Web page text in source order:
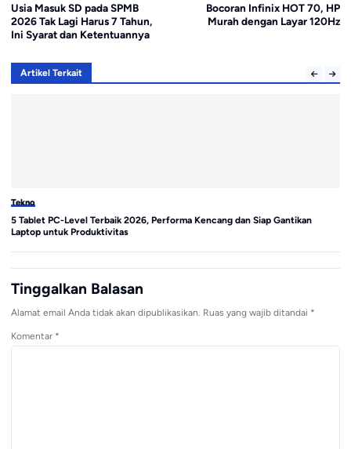
Usia Masuk SD pada SPMB
2026 Tak Lagi Harus 7 Tahun,
Ini Syarat dan Ketentuannya
Bocoran Infinix HOT 70, HP
Murah dengan Layar 120Hz
Artikel Terkait
Tekno
5 Tablet PC-Level Terbaik 2026, Performa Kencang dan Siap Gantikan
Laptop untuk Produktivitas
Tinggalkan Balasan
Alamat email Anda tidak akan dipublikasikan. Ruas yang wajib ditandai *
Komentar *